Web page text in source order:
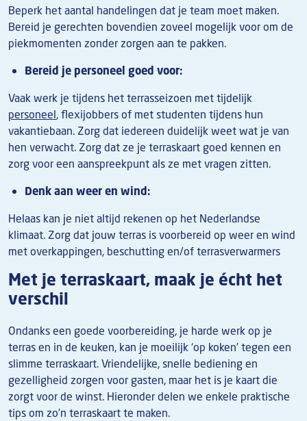
Beperk het aantal handelingen dat je team moet maken.
Bereid je gerechten bovendien zoveel mogelijk voor om de
piekmomenten zonder zorgen aan te pakken.
Bereid je personeel goed voor:
Vaak werk je tijdens het terrasseizoen met tijdelijk
personeel, flexijobbers of met studenten tijdens hun
vakantiebaan. Zorg dat iedereen duidelijk weet wat je van
hen verwacht. Zorg dat ze je terraskaart goed kennen en
zorg voor een aanspreekpunt als ze met vragen zitten.
Denk aan weer en wind:
Helaas kan je niet altijd rekenen op het Nederlandse
klimaat. Zorg dat jouw terras is voorbereid op weer en wind
met overkappingen, beschutting en/of terrasverwarmers
Met je terraskaart, maak je écht het
verschil
Ondanks een goede voorbereiding, je harde werk op je
terras en in de keuken, kan je moeilijk ‘op koken’ tegen een
slimme terraskaart. Vriendelijke, snelle bediening en
gezelligheid zorgen voor gasten, maar het is je kaart die
zorgt voor de winst. Hieronder delen we enkele praktische
tips om zo’n terraskaart te maken.